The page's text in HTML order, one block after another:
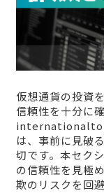
仮想通貨の投資
信頼性を十分に
は、事前に見破
切です。本セ
の信頼性を見極
欺のリスクを回